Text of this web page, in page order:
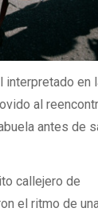
interpretado en
al
antes de
callejero de
el ritmo de